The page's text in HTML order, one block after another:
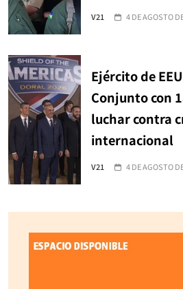
V21 4 DE AGOSTO
Ejército de
Conjunto con
luchar contra
internacional
V21 4 DE AGOSTO